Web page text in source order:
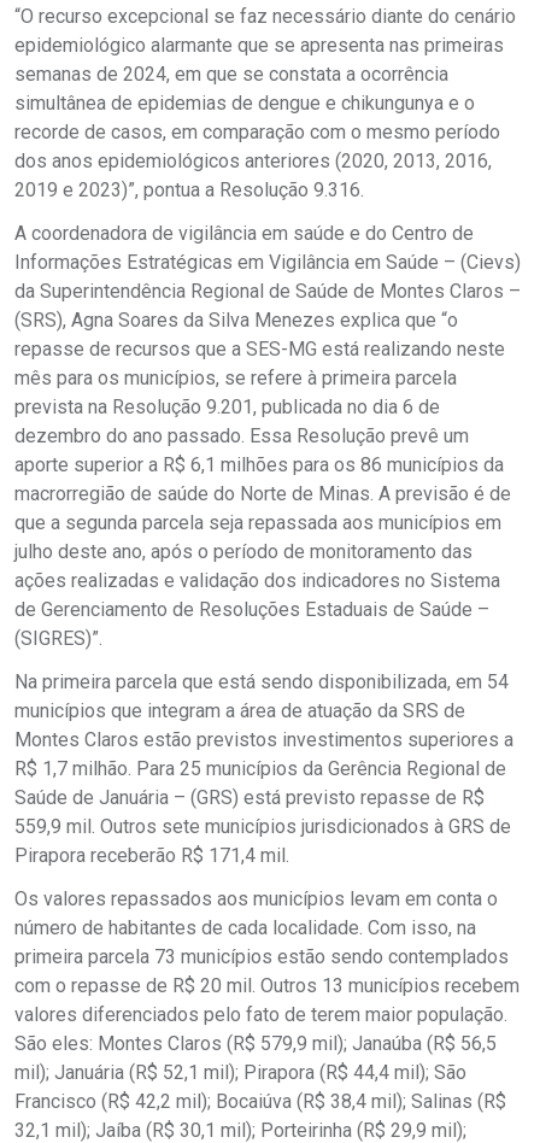
“O recurso excepcional se faz necessário diante do cenário
epidemiológico alarmante que se apresenta nas primeiras
semanas de 2024, em que se constata a ocorrência
simultânea de epidemias de dengue e chikungunya e o
recorde de casos, em comparação com o mesmo período
dos anos epidemiológicos anteriores (2020, 2013, 2016,
2019 e 2023)”, pontua a Resolução 9.316.
A coordenadora de vigilância em saúde e do Centro de
Informações Estratégicas em Vigilância em Saúde – (Cievs)
da Superintendência Regional de Saúde de Montes Claros –
(SRS), Agna Soares da Silva Menezes explica que “o
repasse de recursos que a SES-MG está realizando neste
mês para os municípios, se refere à primeira parcela
prevista na Resolução 9.201, publicada no dia 6 de
dezembro do ano passado. Essa Resolução prevê um
aporte superior a R$ 6,1 milhões para os 86 municípios da
macrorregião de saúde do Norte de Minas. A previsão é de
que a segunda parcela seja repassada aos municípios em
julho deste ano, após o período de monitoramento das
ações realizadas e validação dos indicadores no Sistema
de Gerenciamento de Resoluções Estaduais de Saúde –
(SIGRES)”.
Na primeira parcela que está sendo disponibilizada, em 54
municípios que integram a área de atuação da SRS de
Montes Claros estão previstos investimentos superiores a
R$ 1,7 milhão. Para 25 municípios da Gerência Regional de
Saúde de Januária – (GRS) está previsto repasse de R$
559,9 mil. Outros sete municípios jurisdicionados à GRS de
Pirapora receberão R$ 171,4 mil.
Os valores repassados aos municípios levam em conta o
número de habitantes de cada localidade. Com isso, na
primeira parcela 73 municípios estão sendo contemplados
com o repasse de R$ 20 mil. Outros 13 municípios recebem
valores diferenciados pelo fato de terem maior população.
São eles: Montes Claros (R$ 579,9 mil); Janaúba (R$ 56,5
mil); Januária (R$ 52,1 mil); Pirapora (R$ 44,4 mil); São
Francisco (R$ 42,2 mil); Bocaiúva (R$ 38,4 mil); Salinas (R$
32,1 mil); Jaíba (R$ 30,1 mil); Porteirinha (R$ 29,9 mil);